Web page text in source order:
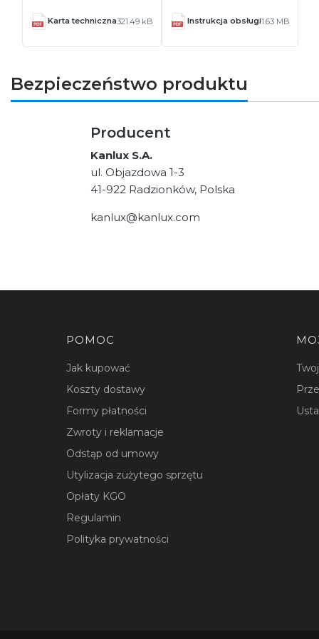
Karta techniczna321.49 kB Instrukcja obsługi1.63 MB
Bezpieczeństwo produktu
Producent
Kanlux S.A.
ul. Objazdowa 1-3
41-922 Radzionków, Polska
kanlux@kanlux.com
Linki w stopce
POMOC
Jak kupować
Koszty dostawy
Formy płatności
Zwroty i reklamacje
Odstąp od umowy
Utylizacja zużytego sprzętu
Opłaty KGO
Regulamin
Polityka prywatności